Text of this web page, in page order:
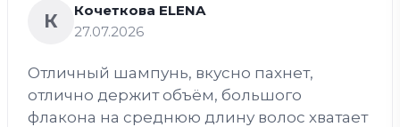
К
Кочеткова ELENA
27.07.2026
Отличный шампунь, вкусно пахнет,
отлично держит объём, большого
флакона на среднюю длину волос хватает